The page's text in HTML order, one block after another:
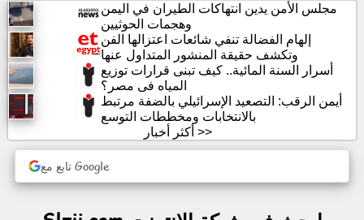
أعمال
ترفيه
شبكة
اجتماعية
أخبار
مجلس الأمن يدين انتهاكات الطيران في اليمن
وهجمات الحوثيين
إلهام الفضالة تنفي شائعات اعتزالها الفن
وتكشف حقيقة المنشور المتداول عنها
أسرار السنة المائية.. كيف تبنى قرارات توزيع
المياه فى مصر؟
أيمن الرقب: التصعيد الإسرائيلي بالضفة مرتبط
بالانتخابات ومخططات التوسع
أكثر أخبار >>
تابع مع Google